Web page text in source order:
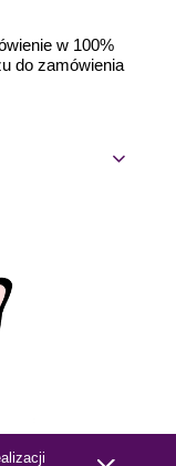
w 100%
do zamówienia